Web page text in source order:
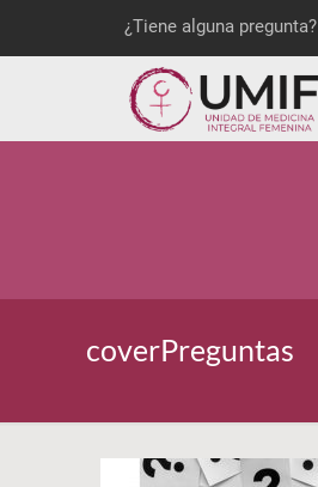
¿Tiene alguna pregunta?
coverPreguntas